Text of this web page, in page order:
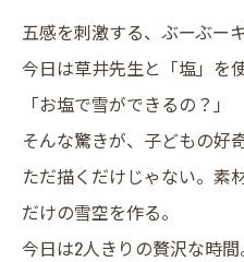
五感を刺激する、ぶーぶー
今日は草井先生と「塩」を
​「お塩で雪ができるの？」
そんな驚きが、子どもの好
ただ描くだけじゃない。素
だけの雪空を作る。
今日は2人きりの贅沢な時間